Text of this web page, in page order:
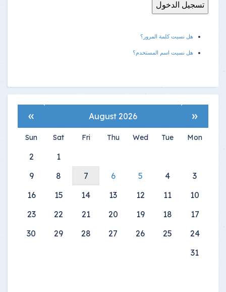
هل نسيت كلمة المرور؟
هل نسيت اسم المستخدم؟
«
August 2026
»
Mon
Tue
Wed
Thu
Fri
Sat
Sun
1
2
3
4
5
6
7
8
9
10
11
12
13
14
15
16
17
18
19
20
21
22
23
24
25
26
27
28
29
30
31